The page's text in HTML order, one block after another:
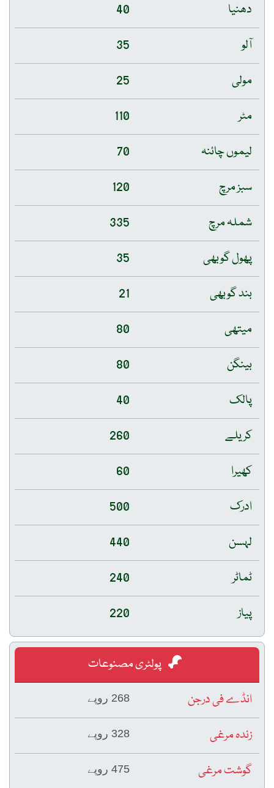
دھنیا
40
آلو
35
مولی
25
مٹر
110
لیموں چائنہ
70
سبز مرچ
120
شملہ مرچ
335
پھول گوبھی
35
بند گوبھی
21
میتھی
80
بینگن
80
پالک
40
کریلے
260
کھیرا
60
ادرک
500
لہسن
440
ٹماٹر
240
پیاز
220
پولٹری مصنوعات
انڈے فی درجن
268 روپے
زندہ مرغی 328 روپے
گوشت مرغی 475 روپے